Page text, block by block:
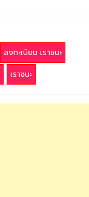
ลงทะเบียน เราชนะ
เราชนะ